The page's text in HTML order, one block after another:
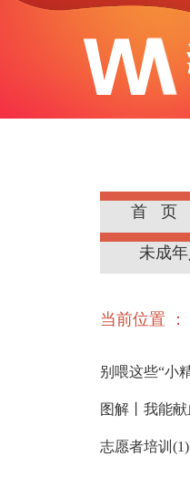
首页
公民道
未成年
当前位置 ：
别喂这些“小
图解丨我能
志愿者培训